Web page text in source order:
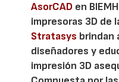
AsorCAD en
impresoras 3D de
Stratasys brindan
diseñadores y
impresión 3D